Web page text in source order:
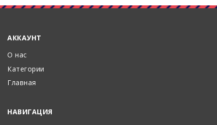
АККАУНТ
О нас
Категории
Главная
НАВИГАЦИЯ